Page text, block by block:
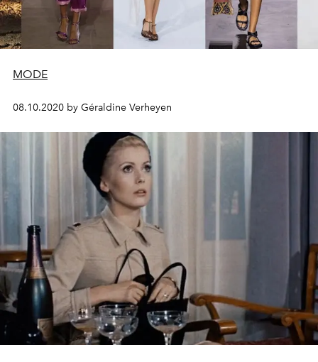
MODE
08.10.2020 by Géraldine Verheyen